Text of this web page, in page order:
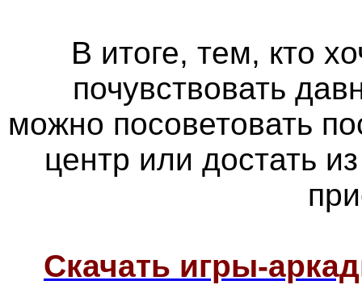
В итоге, тем, кто
почувствовать
можно посоветовать
центр или достать
Скачать игры-